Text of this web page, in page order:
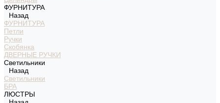
ФУРНИТУРА
Назад
ФУРНИТУРА
Петли
Ручки
Скобянка
ДВЕРНЫЕ РУЧКИ
Светильники
Назад
Светильники
БРА
ЛЮСТРЫ